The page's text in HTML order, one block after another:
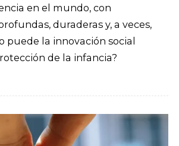
en el mundo, con
duraderas y, a veces,
puede la innovación social
de la infancia?